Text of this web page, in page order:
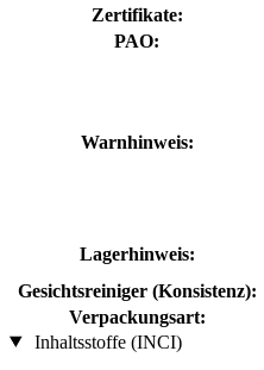
Zertifikate:
PAO:
Warnhinweis:
Lagerhinweis:
Gesichtsreiniger (Konsistenz):
Verpackungsart:
Inhaltsstoffe (INCI)